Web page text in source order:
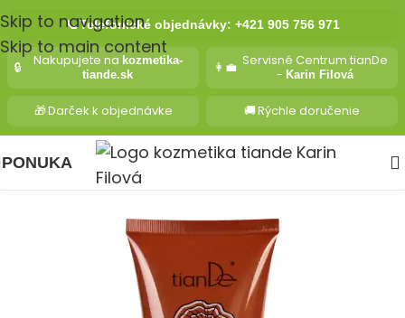
Skip to navigation
Skip to main content
📞Telefonické objednávky: +421 905 756 971
🔒 Nakupujete na kozmetika-
tiande.sk
👩‍💼 Servisné Centrum tianDe
- Karin Filová
🎁Darček k objednávke 🚚Rýchle doručenie
PONUKA